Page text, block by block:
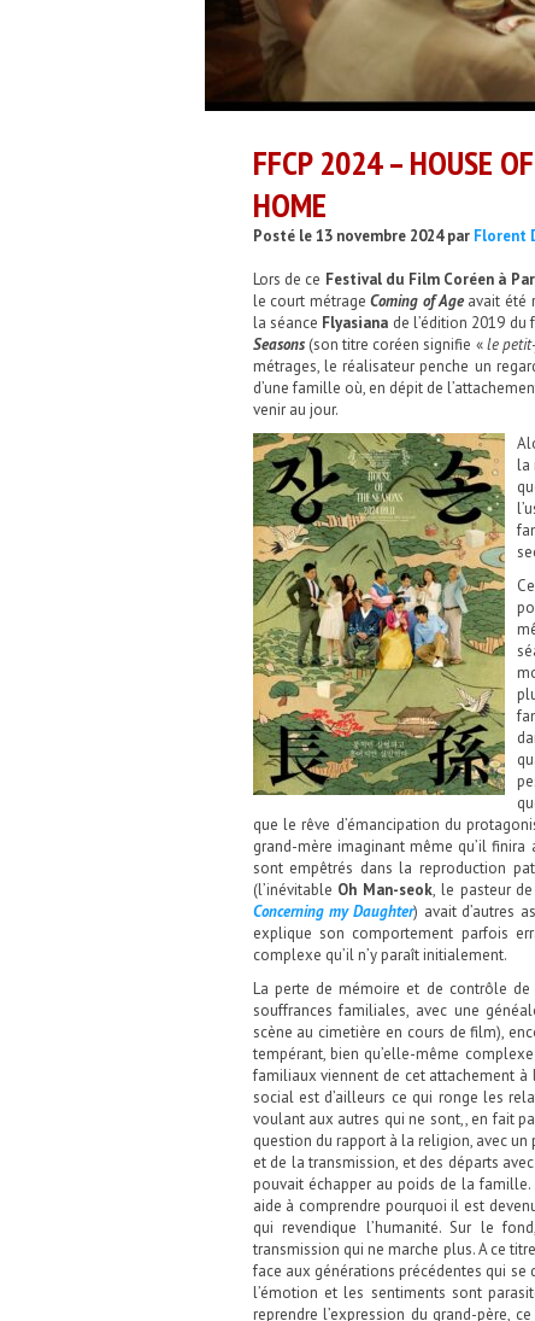
FFCP 2024 – HOUSE
HOME
Posté le 13 novembre 2024 par Florent
Lors de ce Festival du Film Coréen à
le court métrageComing of Age avait été
la séance Flyasiana de l’édition 2019
Seasons(son titre coréen signifie «le
métrages, le réalisateur penche un
d’une famille où, en dépit de
venir au jour.
la
que le rêve d’émancipation du
grand-mère imaginant même qu’il finira
sont empêtrés dans la reproduction
(l’inévitable Oh Man-seok, le pasteur
Concerning my Daughter) avait d’autres
explique son comportement parfois
complexe qu’il n’y paraît initialement.
La perte de mémoire et de contrôle
souffrances familiales, avec une
scène au cimetière en cours de film),
tempérant, bien qu’elle-même
familiaux viennent de cet attachement
social est d’ailleurs ce qui ronge les
voulant aux autres qui ne sont,, en fait
question du rapport à la religion, avec
et de la transmission, et des départs
pouvait échapper au poids de la famille.
aide à comprendre pourquoi il est
qui revendique l’humanité. Sur le
transmission qui ne marche plus. A ce
face aux générations précédentes qui se
l’émotion et les sentiments sont
reprendre l’expression du grand-père,